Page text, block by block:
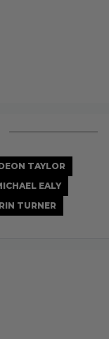
TAYLOR
EALY
TURNER